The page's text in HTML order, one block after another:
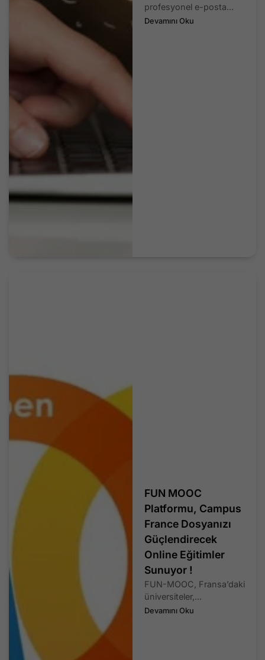
profesyonel e-posta...
Devamını Oku
FUN MOOC
Platformu, Campus
France Dosyanızı
Güçlendirecek
Online Eğitimler
Sunuyor !
FUN-MOOC, Fransa’daki
üniversiteler,...
Devamını Oku